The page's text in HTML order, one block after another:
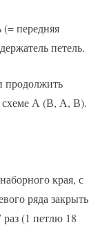
(= передняя
петель.
продолжить
схеме А (В, А, В).
края, с
ряда закрыть
(1 петлю 18